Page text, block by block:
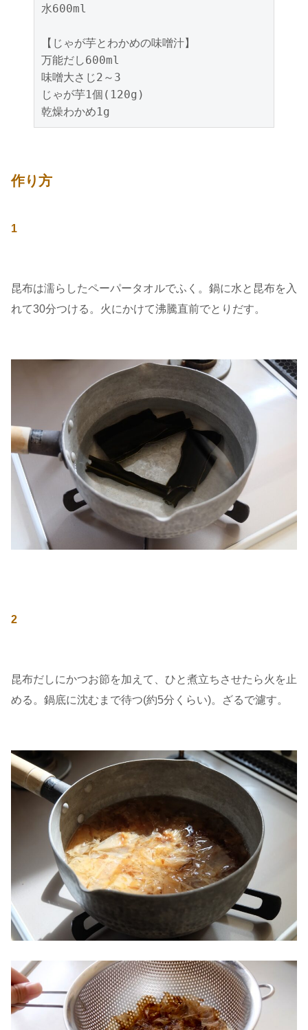
水600ml
【じゃが芋とわかめの味噌汁】
万能だし600ml
味噌大さじ2～3
じゃが芋1個(120g)
乾燥わかめ1g
作り方
1
昆布は濡らしたペーパータオルでふく。鍋に水と昆布を入
れて30分つける。火にかけて沸騰直前でとりだす。
2
昆布だしにかつお節を加えて、ひと煮立ちさせたら火を止
める。鍋底に沈むまで待つ(約5分くらい)。ざるで濾す。